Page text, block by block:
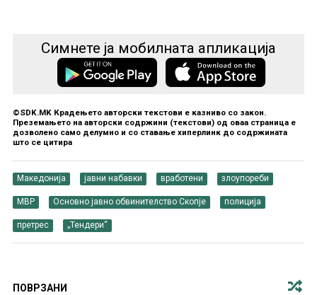
Симнете ја мобилната апликација
©SDK.MK Крадењето авторски текстови е казниво со закон.
Преземањето на авторски содржини (текстови) од оваа страница е
дозволено само делумно и со ставање хиперлинк до содржината
што се цитира
Македонија јавни набавки вработени злоупореби
МВР Основно јавно обвинителство Скопје полиција
претрес „Тендери“
ПОВРЗАНИ